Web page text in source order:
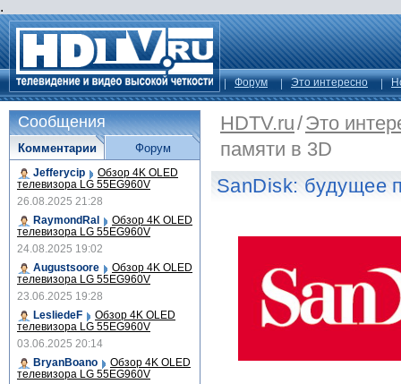
.
Форум Это интересно
HDTV.ru/Это
памяти в 3D
SanDisk: будущее
Сообщения
Комментарии
Jefferycip Обзор 4K OLED
телевизора LG 55EG960V
26.08.2025 21:28
RaymondRal
Обзор 4K OLED
телевизора LG 55EG960V
24.08.2025 19:02
Augustsoore
Обзор 4K OLED
телевизора LG 55EG960V
23.06.2025 19:28
LesliedeF
Обзор 4K OLED
телевизора LG 55EG960V
03.06.2025 20:14
BryanBoano
Обзор 4K OLED
телевизора LG 55EG960V
Форум